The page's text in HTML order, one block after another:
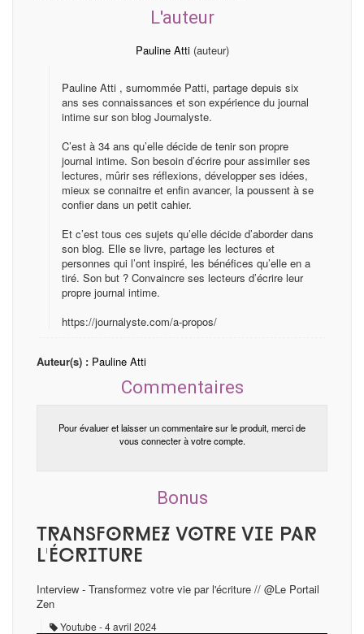
L'auteur
Pauline Atti(auteur)
Pauline Atti , surnommée Patti, partage depuis six
ans ses connaissances et son expérience du journal
intime sur son blog Journalyste.
C’est à 34 ans qu’elle décide de tenir son propre
journal intime. Son besoin d’écrire pour assimiler ses
lectures, mûrir ses réflexions, développer ses idées,
mieux se connaitre et enfin avancer, la poussent à se
confier dans un petit cahier.
Et c’est tous ces sujets qu’elle décide d’aborder dans
son blog. Elle se livre, partage les lectures et
personnes qui l’ont inspiré, les bénéfices qu’elle en a
tiré. Son but ? Convaincre ses lecteurs d’écrire leur
propre journal intime.
https://journalyste.com/a-propos/
Auteur(s) : Pauline Atti
Commentaires
Pour évaluer et laisser un commentaire sur le produit, merci de
vous connecter à votre compte.
Bonus
Transformez votre vie par
l'écriture
Interview - Transformez votre vie par l'écriture // @Le Portail
Zen
Youtube 4 avril 2024